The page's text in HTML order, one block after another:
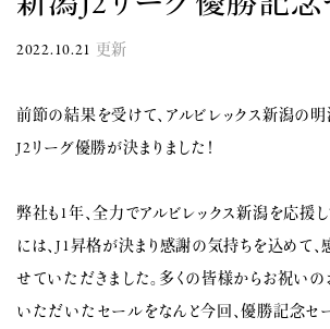
2022.10.21 更新
前節の結果を受けて、アルビレックス新潟の
J2リーグ優勝が決まりました！
弊社も1年、全力でアルビレックス新潟を応援し
には、J1昇格が決まり感謝の気持ちを込めて
せていただきました。多くの皆様からお祝い
いただいたセールをなんと今回、優勝記念セ